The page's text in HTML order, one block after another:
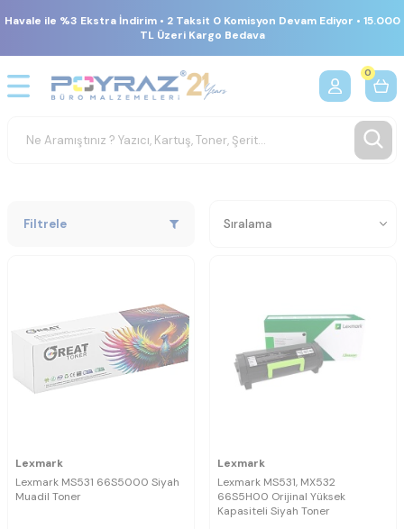
Havale ile %3 Ekstra İndirim • 2 Taksit 0 Komisyon Devam Ediyor • 15.000
TL Üzeri Kargo Bedava
0
Filtrele
Lexmark
Lexmark MS531 66S5000 Siyah
Muadil Toner
Lexmark
Lexmark MS531, MX532
66S5H00 Orijinal Yüksek
Kapasiteli Siyah Toner